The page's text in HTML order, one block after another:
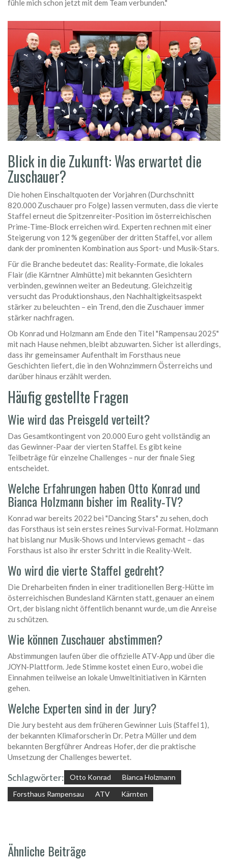
fühle mich schon jetzt mit dem Team verbunden."
Blick in die Zukunft: Was erwartet die
Zuschauer?
Die hohen Einschaltquoten der Vorjahren (Durchschnitt
820.000 Zuschauer pro Folge) lassen vermuten, dass die vierte
Staffel erneut die Spitzenreiter‑Position im österreichischen
Prime‑Time‑Block erreichen wird. Experten rechnen mit einer
Steigerung von 12 % gegenüber der dritten Staffel, vor allem
dank der prominenten Kombination aus Sport‑ und Musik‑Stars.
Für die Branche bedeutet das: Reality‑Formate, die lokales
Flair (die Kärntner Almhütte) mit bekannten Gesichtern
verbinden, gewinnen weiter an Bedeutung. Gleichzeitig
versucht das Produktionshaus, den Nachhaltigkeitsaspekt
stärker zu beleuchten – ein Trend, den die Zuschauer immer
stärker nachfragen.
Ob Konrad und Holzmann am Ende den Titel "Rampensau 2025"
mit nach Hause nehmen, bleibt abzuwarten. Sicher ist allerdings,
dass ihr gemeinsamer Aufenthalt im Forsthaus neue
Geschichten liefert, die in den Wohnzimmern Österreichs und
darüber hinaus erzählt werden.
Häufig gestellte Fragen
Wie wird das Preisgeld verteilt?
Das Gesamtkontingent von 20.000 Euro geht vollständig an
das Gewinner‑Paar der vierten Staffel. Es gibt keine
Teilbeträge für einzelne Challenges – nur der finale Sieg
entscheidet.
Welche Erfahrungen haben Otto Konrad und
Bianca Holzmann bisher im Reality‑TV?
Konrad war bereits 2022 bei "Dancing Stars" zu sehen, doch
das Forsthaus ist sein erstes reines Survival‑Format. Holzmann
hat bislang nur Musik‑Shows und Interviews gemacht – das
Forsthaus ist also ihr erster Schritt in die Reality‑Welt.
Wo wird die vierte Staffel gedreht?
Die Dreharbeiten finden in einer traditionellen Berg‑Hütte im
österreichischen Bundesland Kärnten statt, genauer an einem
Ort, der bislang nicht öffentlich benannt wurde, um die Anreise
zu schützen.
Wie können Zuschauer abstimmen?
Abstimmungen laufen über die offizielle ATV‑App und über die
JOYN‑Plattform. Jede Stimme kostet einen Euro, wobei die
Einnahmen teilweise an lokale Umweltinitiativen in Kärnten
gehen.
Welche Experten sind in der Jury?
Die Jury besteht aus dem früheren Gewinner Luis (Staffel 1),
der bekannten Klimaforscherin Dr. Petra Müller und dem
bekannten Bergführer Andreas Hofer, der die praktische
Umsetzung der Challenges bewertet.
Schlagwörter: Otto Konrad
Bianca Holzmann
Forsthaus Rampensau
ATV Kärnten
Ähnliche Beiträge